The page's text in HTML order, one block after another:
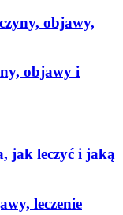
objawy,
objawy i
jak leczyć i jaką
leczenie